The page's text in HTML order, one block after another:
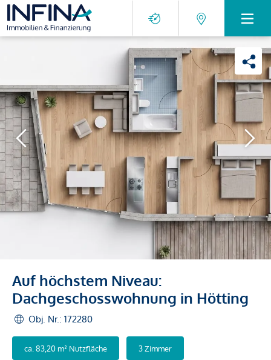
Auf höchstem Niveau:
Dachgeschosswohnung in Hötting
Obj. Nr.: 172280
ca. 83,20 m² Nutzfläche 3 Zimmer